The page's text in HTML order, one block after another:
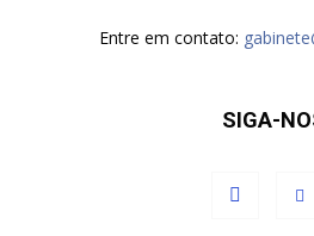
Entre em contato:
SIGA-